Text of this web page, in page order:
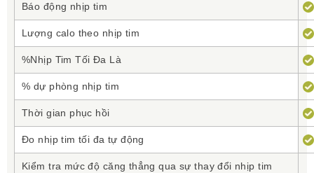
Báo động nhịp tim
Lượng calo theo nhịp tim
%Nhịp Tim Tối Đa Là
% dự phòng nhịp tim
Thời gian phục hồi
Đo nhịp tim tối đa tự động
Kiểm tra mức độ căng thẳng qua sự thay đổi nhịp tim